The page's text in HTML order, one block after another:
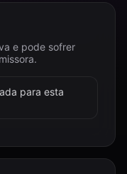
e pode sofrer
para esta